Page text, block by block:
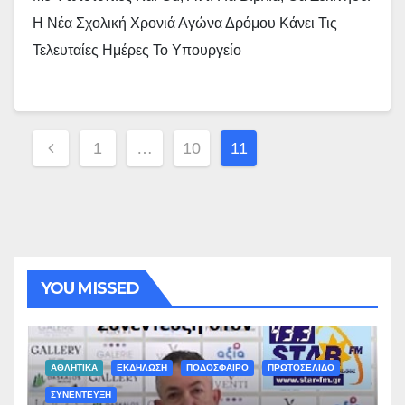
Η Νέα Σχολική Χρονιά Αγώνα Δρόμου Κάνει Τις
Τελευταίες Ημέρες Το Υπουργείο
Σελιδοποίηση
Άρθρων
1 … 10 11
YOU MISSED
ΑΘΛΗΤΙΚΑ ΕΚΔΗΛΩΣΗ ΠΟΔΟΣΦΑΙΡΟ ΠΡΩΤΟΣΕΛΙΔΟ
ΣΥΝΕΝΤΕΥΞΗ